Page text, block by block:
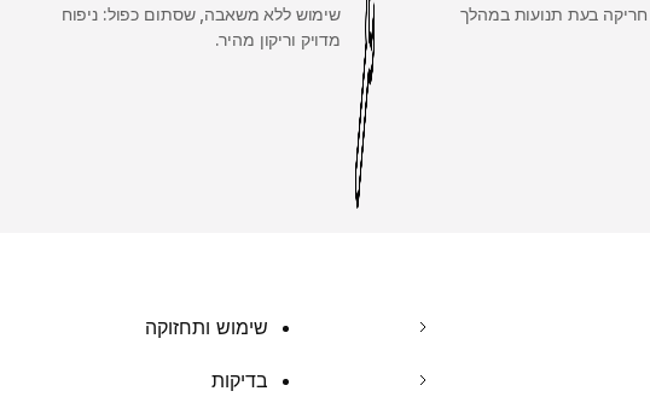
בעת תנועות במהלך
שימוש ללא משאבה, שסתום כפול: ניפוח
מדויק וריקון מהיר.
שימוש ותחזוקה
בדיקות